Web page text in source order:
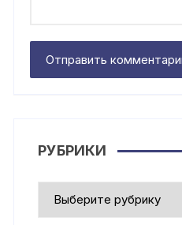
РУБРИКИ